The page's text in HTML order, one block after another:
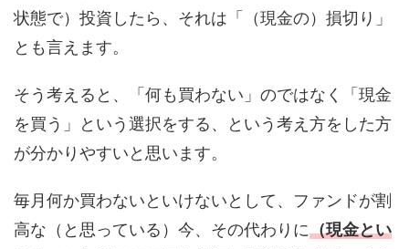
状態で）投資したら、それは「（現金の）損切り」
とも言えます。
そう考えると、「何も買わない」のではなく「現金
を買う」という選択をする、という考え方をした方
が分かりやすいと思います。
毎月何か買わないといけないとして、ファンドが割
高な（と思っている）今、その代わりに（現金とい